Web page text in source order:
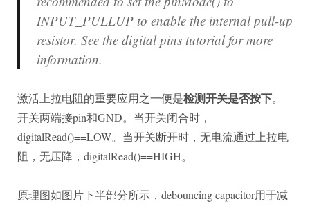
INPUT_PULLUP to enable the internal pull-up
resistor. See the digital pins tutorial for more
information.
激活上拉电阻的重要应用之一便是检测开关是否按下。
开关两端接pin和GND。当开关闭合时，
digitalRead()==LOW。当开关断开时，无电流通过上拉电
阻，无压降，digitalRead()==HIGH。
原理图如图片下半部分所示，debouncing capacitor用于减